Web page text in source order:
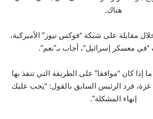
هناك.
مقابلة على شبكة “فوكس نيوز” الأميركية،
معسكر إسرائيل”، أجاب بـ”نعم”.
إذا كان “موافقا” على الطريقة التي تنفذ بها
فرد الرئيس السابق بالقول: “يجب عليك
إنهاء المشكلة”.